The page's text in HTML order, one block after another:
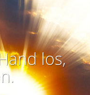
los,